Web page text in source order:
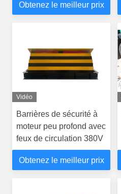
IP68
Obtenez le meilleur prix
Vidéo
Barrières de sécurité à
moteur peu profond avec
feux de circulation 380V
Obtenez le meilleur prix